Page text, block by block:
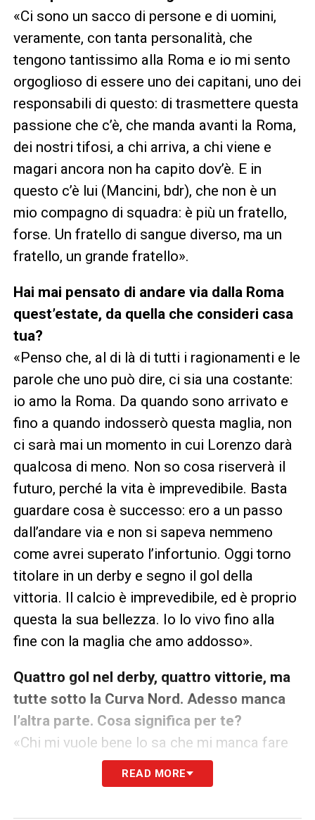
«Ci sono un sacco di persone e di uomini,
veramente, con tanta personalità, che
tengono tantissimo alla Roma e io mi sento
orgoglioso di essere uno dei capitani, uno dei
responsabili di questo: di trasmettere questa
passione che c’è, che manda avanti la Roma,
dei nostri tifosi, a chi arriva, a chi viene e
magari ancora non ha capito dov’è. E in
questo c’è lui (Mancini, bdr), che non è un
mio compagno di squadra: è più un fratello,
forse. Un fratello di sangue diverso, ma un
fratello, un grande fratello».
Hai mai pensato di andare via dalla Roma
quest’estate, da quella che consideri casa
tua?
«Penso che, al di là di tutti i ragionamenti e le
parole che uno può dire, ci sia una costante:
io amo la Roma. Da quando sono arrivato e
fino a quando indosserò questa maglia, non
ci sarà mai un momento in cui Lorenzo darà
qualcosa di meno. Non so cosa riserverà il
futuro, perché la vita è imprevedibile. Basta
guardare cosa è successo: ero a un passo
dall’andare via e non si sapeva nemmeno
come avrei superato l’infortunio. Oggi torno
titolare in un derby e segno il gol della
vittoria. Il calcio è imprevedibile, ed è proprio
questa la sua bellezza. Io lo vivo fino alla
fine con la maglia che amo addosso».
Quattro gol nel derby, quattro vittorie, ma
tutte sotto la Curva Nord. Adesso manca
l’altra parte. Cosa significa per te?
«Chi mi vuole bene lo sa che mi manca fare
un gol sotto la Curva Sud. Vorrei continuare
la mia corsa e andare a festeggiare con la
READ MORE